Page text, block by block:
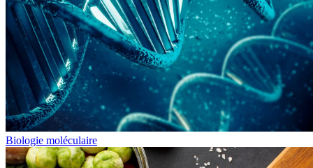
Biologie moléculaire